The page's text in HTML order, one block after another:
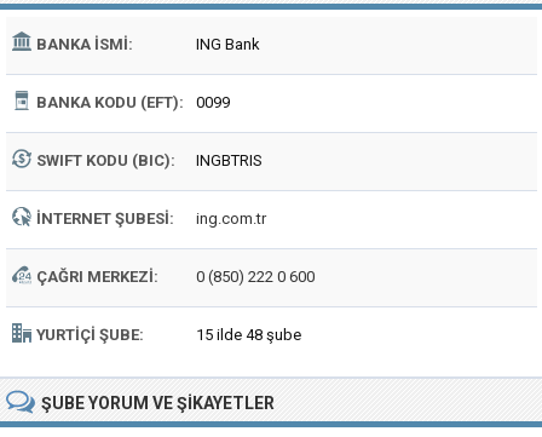
BANKA İSMI: ING Bank
BANKA KODU (EFT): 0099
SWIFT KODU (BIC): INGBTRIS
İNTERNET ŞUBESI: ing.com.tr
ÇAĞRI MERKEZI: 0 (850) 222 0 600
YURTIÇI ŞUBE: 15 ilde 48 şube
ŞUBEYORUM VE ŞIKAYETLER